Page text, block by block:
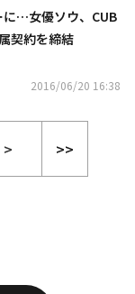
に…女優ソウ、CUB
契約を締結
2016/06/20 16:38
> >>